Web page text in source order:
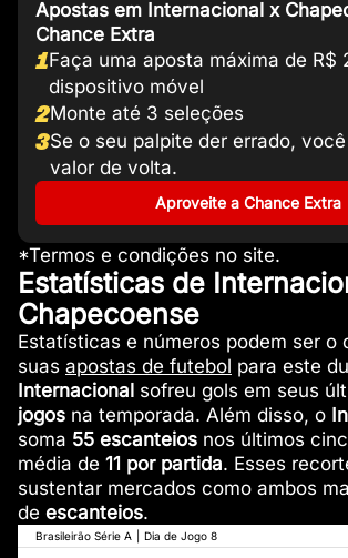
Apostas em Internacional x
Chance Extra
1Faça uma aposta máxima de R$
dispositivo móvel
2Monte até 3 seleções
3Se o seu palpite der errado,
valor de volta.
Aproveite a Chance Extra
*Termos e condições no site.
Estatísticas de
Chapecoense
Estatísticas e números podem ser o
suas apostas de futebol para este
Internacional sofreu gols em seus
jogosna temporada. Além disso, o
soma 55 escanteiosnos últimos
média de 11 por partida. Esses
sustentar mercados como ambos
de escanteios.
Brasileirão Série A Dia de Jogo 8